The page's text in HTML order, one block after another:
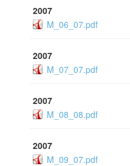
2007
M_06_07.pdf
2007
M_07_07.pdf
2007
M_08_08.pdf
2007
M_09_07.pdf